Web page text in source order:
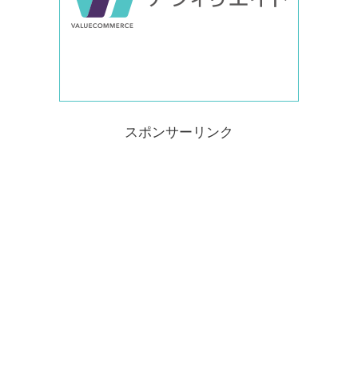
スポンサーリンク